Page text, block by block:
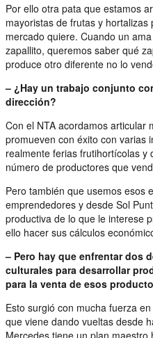
Por ello otra pata que estamos
mayoristas de frutas y
mercado quiere. Cuando un
zapallito, queremos saber qué
produce otro diferente no lo
– ¿Hay un trabajo conjunto
dirección?
Con el NTA acordamos articular
promueven con éxito con varias
realmente ferias frutihortícolas y
número de productores que
Pero también que usemos esos
emprendedores y desde Sol
productiva de lo que le interese
ello hacer sus cálculos
– Pero hay que enfrentar dos
culturales para desarrollar
para la venta de esos
Esto surgió con mucha fuerza
que viene dando vueltas desde
Mercedes tiene un plan